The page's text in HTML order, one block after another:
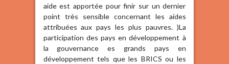
aide est apportée pour finir sur un dernier
point très sensible concernant les aides
attribuées aux pays les plus pauvres. )La
participation des pays en développement à
la gouvernance es grands pays en
développement tels que les BRICS ou les